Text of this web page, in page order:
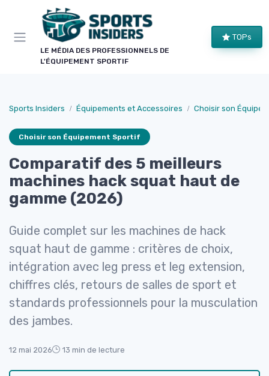
LE MÉDIA DES PROFESSIONNELS DE
L'ÉQUIPEMENT SPORTIF
TOPs
Sports Insiders Équipements et Accessoires Choisir son
Choisir son Équipement Sportif
Comparatif des 5 meilleurs
machines hack squat haut de
gamme (2026)
Guide complet sur les machines de hack
squat haut de gamme : critères de choix,
intégration avec leg press et leg extension,
chiffres clés, retours de salles de sport et
standards professionnels pour la musculation
des jambes.
12 mai 2026 13 min de lecture
Panneau de gestion des cookies